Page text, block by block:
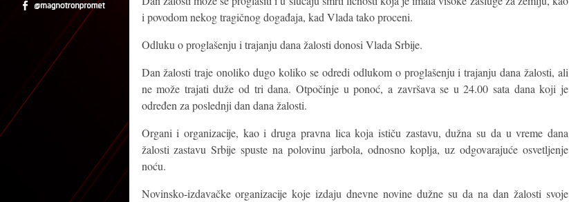
i povodom nekog tragičnog događaja, kad Vlada tako proceni.
Odluku o proglašenju i trajanju dana žalosti donosi Vlada Srbije.
Dan žalosti traje onoliko dugo koliko se odredi odlukom o proglašenju i trajanju dana žalosti, ali
ne može trajati duže od tri dana. Otpočinje u ponoć, a završava se u 24.00 sata dana koji je
određen za poslednji dan dana žalosti.
Organi i organizacije, kao i druga pravna lica koja ističu zastavu, dužna su da u vreme dana
žalosti zastavu Srbije spuste na polovinu jarbola, odnosno koplja, uz odgovarajuće osvetljenje
noću.
Novinsko-izdavačke organizacije koje izdaju dnevne novine dužne su da na dan žalosti svoje